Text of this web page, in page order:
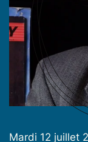
Mardi 12 juillet